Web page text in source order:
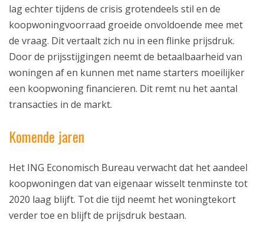
lag echter tijdens de crisis grotendeels stil en de
koopwoningvoorraad groeide onvoldoende mee met
de vraag. Dit vertaalt zich nu in een flinke prijsdruk.
Door de prijsstijgingen neemt de betaalbaarheid van
woningen af en kunnen met name starters moeilijker
een koopwoning financieren. Dit remt nu het aantal
transacties in de markt.
Komende jaren
Het ING Economisch Bureau verwacht dat het aandeel
koopwoningen dat van eigenaar wisselt tenminste tot
2020 laag blijft. Tot die tijd neemt het woningtekort
verder toe en blijft de prijsdruk bestaan.